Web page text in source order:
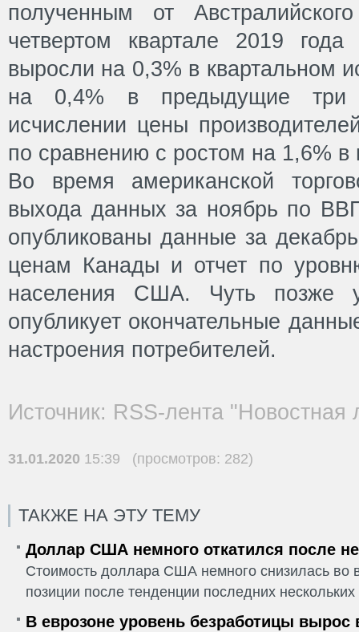
полученным от
четвертом квартале 2019 года
выросли на 0,3% в квартальном
на 0,4% в предыдущие три
исчислении цены
по сравнению с ростом на 1,6%
Во время американской
выхода данных за ноябрь по
опубликованы данные за
ценам Канады и отчет по
населения США. Чуть позже
опубликует окончательные
настроения потребителей.
Источник: RSS-лента "Новостная
31.01.2020 15:39 (просмотров: 282)
ТАКЖЕ НА ЭТУ ТЕМУ
Доллар США немного откатился после
Стоимость доллара США немного снизилась во
позиции после тенденции последних
В еврозоне уровень безработицы вырос